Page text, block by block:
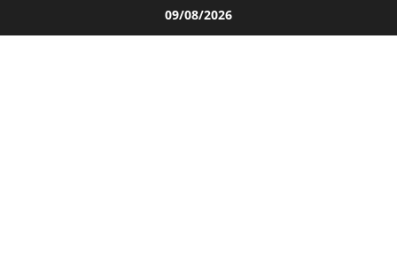
al
09/08/2026